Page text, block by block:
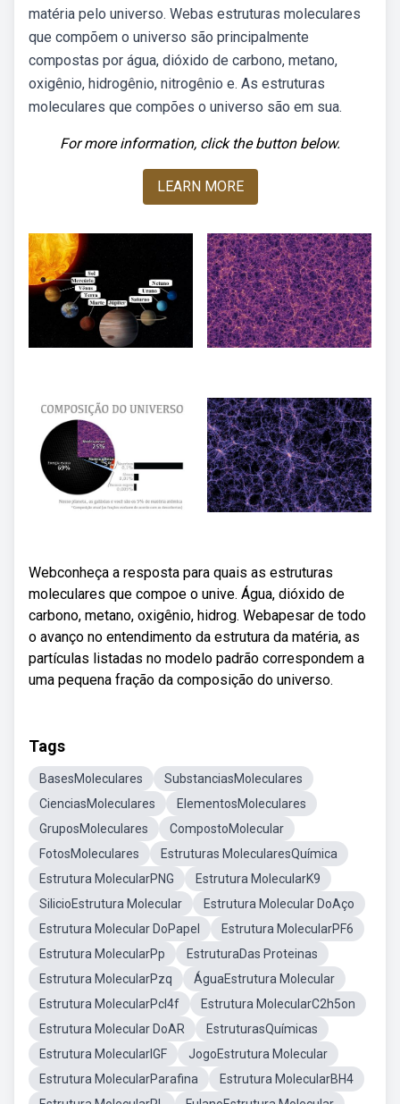
matéria pelo universo. Webas estruturas moleculares
que compõem o universo são principalmente
compostas por água, dióxido de carbono, metano,
oxigênio, hidrogênio, nitrogênio e. As estruturas
moleculares que compões o universo são em sua.
For more information, click the button below.
LEARN MORE
Webconheça a resposta para quais as estruturas
moleculares que compoe o unive. Água, dióxido de
carbono, metano, oxigênio, hidrog. Webapesar de todo
o avanço no entendimento da estrutura da matéria, as
partículas listadas no modelo padrão correspondem a
uma pequena fração da composição do universo.
Tags
BasesMoleculares
SubstanciasMoleculares
CienciasMoleculares
ElementosMoleculares
GruposMoleculares
CompostoMolecular
FotosMoleculares
Estruturas MolecularesQuímica
Estrutura MolecularPNG
Estrutura MolecularK9
SilicioEstrutura Molecular
Estrutura Molecular DoAço
Estrutura Molecular DoPapel
Estrutura MolecularPF6
Estrutura MolecularPp
EstruturaDas Proteinas
Estrutura MolecularPzq
ÁguaEstrutura Molecular
Estrutura MolecularPcl4f
Estrutura MolecularC2h5on
Estrutura Molecular DoAR
EstruturasQuímicas
Estrutura MolecularIGF
JogoEstrutura Molecular
Estrutura MolecularParafina
Estrutura MolecularBH4